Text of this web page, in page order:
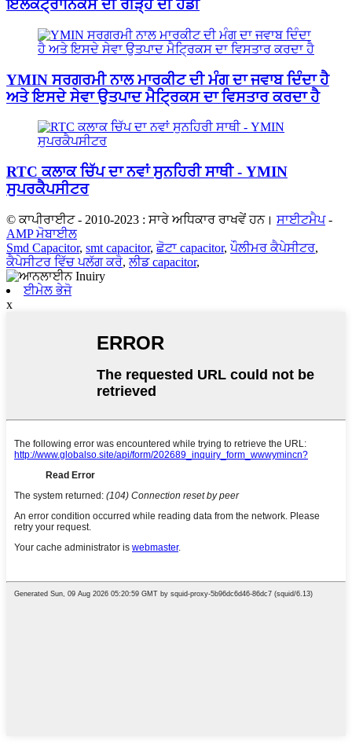
ਇਲੈਕਟ੍ਰਾਨਿਕਸ ਦੀ ਰੀੜ੍ਹ ਦੀ ਹੱਡੀ
YMIN ਸਰਗਰਮੀ ਨਾਲ ਮਾਰਕੀਟ ਦੀ ਮੰਗ ਦਾ ਜਵਾਬ ਦਿੰਦਾ ਹੈ
ਅਤੇ ਇਸਦੇ ਸੇਵਾ ਉਤਪਾਦ ਮੈਟ੍ਰਿਕਸ ਦਾ ਵਿਸਤਾਰ ਕਰਦਾ ਹੈ
RTC ਕਲਾਕ ਚਿੱਪ ਦਾ ਨਵਾਂ ਸੁਨਹਿਰੀ ਸਾਥੀ - YMIN
ਸੁਪਰਕੈਪਸੀਟਰ
© ਕਾਪੀਰਾਈਟ - 2010-2023 : ਸਾਰੇ ਅਧਿਕਾਰ ਰਾਖਵੇਂ ਹਨ। ਸਾਈਟਮੈਪ-
AMP ਮੋਬਾਈਲ
Smd Capacitor, smt capacitor,ਛੋਟਾ capacitor,ਪੌਲੀਮਰ ਕੈਪੇਸੀਟਰ,
ਕੈਪੇਸੀਟਰ ਵਿੱਚ ਪਲੱਗ ਕਰੋ,ਲੀਡ capacitor,
ਈਮੇਲ ਭੇਜੋ
x